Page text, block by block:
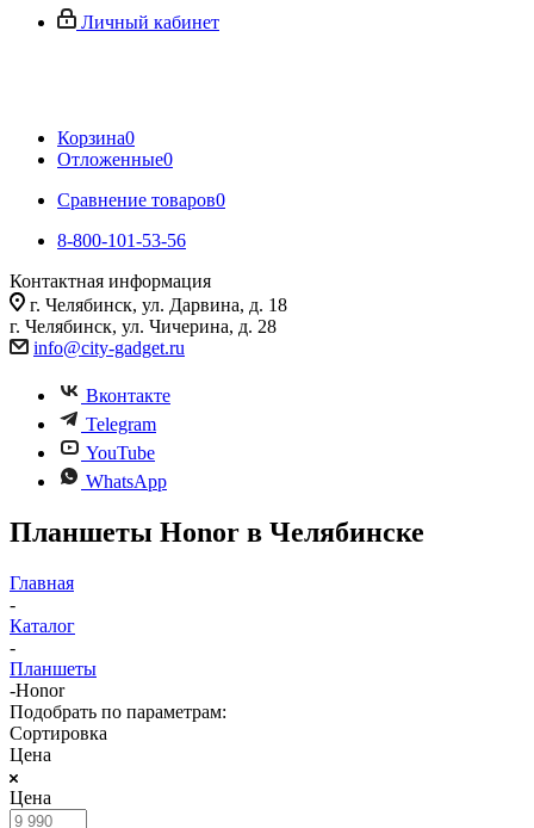
Личный кабинет
Корзина0
Отложенные0
Сравнение товаров0
8-800-101-53-56
Контактная информация
г. Челябинск, ул. Дарвина, д. 18
г. Челябинск, ул. Чичерина, д. 28
info@city-gadget.ru
Вконтакте
Telegram
YouTube
WhatsApp
Планшеты Honor в Челябинске
Главная
-
Каталог
-
Планшеты
-Honor
Подобрать по параметрам:
Сортировка
Цена
Цена